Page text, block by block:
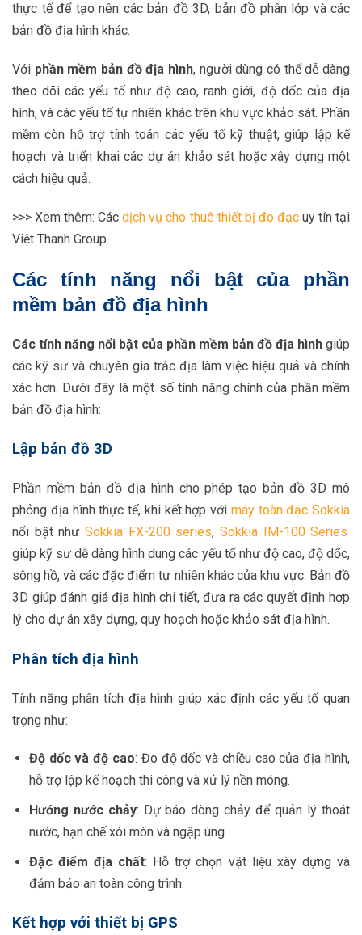
thực tế để tạo nên các bản đồ 3D, bản đồ phân lớp và các
bản đồ địa hình khác.
Với phần mềm bản đồ địa hình, người dùng có thể dễ dàng
theo dõi các yếu tố như độ cao, ranh giới, độ dốc của địa
hình, và các yếu tố tự nhiên khác trên khu vực khảo sát. Phần
mềm còn hỗ trợ tính toán các yếu tố kỹ thuật, giúp lập kế
hoạch và triển khai các dự án khảo sát hoặc xây dựng một
cách hiệu quả.
>>> Xem thêm: Cácdịch vụ cho thuê thiết bị đo đạcuy tín tại
Việt Thanh Group.
Các tính năng nổi bật của phần
mềm bản đồ địa hình
Các tính năng nổi bật của phần mềm bản đồ địa hình giúp
các kỹ sư và chuyên gia trắc địa làm việc hiệu quả và chính
xác hơn. Dưới đây là một số tính năng chính của phần mềm
bản đồ địa hình:
Lập bản đồ 3D
Phần mềm bản đồ địa hình cho phép tạo bản đồ 3D mô
phỏng địa hình thực tế, khi kết hợp với máy toàn đạc Sokkia
nổi bật như Sokkia FX-200 series,Sokkia IM-100 Series
giúp kỹ sư dễ dàng hình dung các yếu tố như độ cao, độ dốc,
sông hồ, và các đặc điểm tự nhiên khác của khu vực. Bản đồ
3D giúp đánh giá địa hình chi tiết, đưa ra các quyết định hợp
lý cho dự án xây dựng, quy hoạch hoặc khảo sát địa hình.
Phân tích địa hình
Tính năng phân tích địa hình giúp xác định các yếu tố quan
trọng như:
Độ dốc và độ cao: Đo độ dốc và chiều cao của địa hình,
hỗ trợ lập kế hoạch thi công và xử lý nền móng.
Hướng nước chảy: Dự báo dòng chảy để quản lý thoát
nước, hạn chế xói mòn và ngập úng.
Đặc điểm địa chất: Hỗ trợ chọn vật liệu xây dựng và
đảm bảo an toàn công trình.
Kết hợp với thiết bị GPS